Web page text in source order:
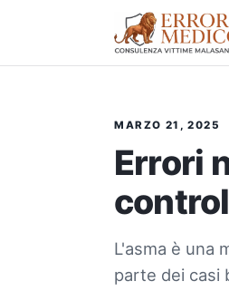
MARZO 21, 2025
Errori
L'asma è una
parte dei casi